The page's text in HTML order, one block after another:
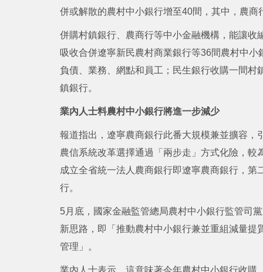
併或解散的農村中小銀行增至40間，其中，農商
併購村鎮銀行、農商行等中小金融機構，能讓
吸收合併遼寧新民農村商業銀行等36間農村中
負債、業務、網點和員工；民生銀行收購一間
鎮銀行。
業內人士料農村中小銀行將進一步減少
報道指出，遼寧農商銀行此番大規模兼並擴容
農信系統改革選擇通過「兩步走」方式化險，
成立全省統一法人農商銀行即遼寧農商銀行，
行。
5月底，國家金融監管總局農村中小銀行監管司
新思路，即「推動農村中小銀行兼並重組減量
管理」。
業內人士表示，這意味著今年農村中小銀行收